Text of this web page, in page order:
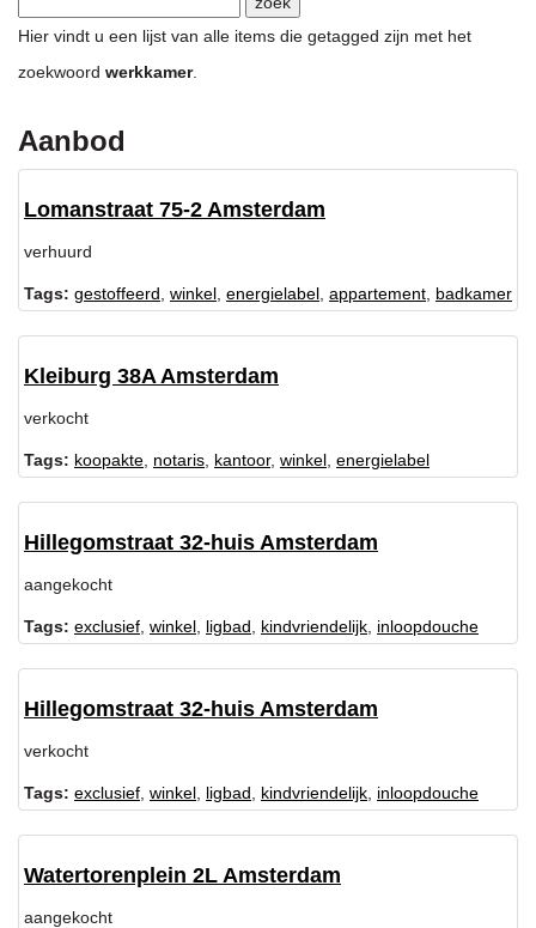
Hier vindt u een lijst van alle items die getagged zijn met het
zoekwoord werkkamer.
Aanbod
Lomanstraat 75-2 Amsterdam
verhuurd
Tags: gestoffeerd winkel energielabel appartement badkamer
Kleiburg 38A Amsterdam
verkocht
Tags: koopakte notaris kantoor, winkel energielabel
Hillegomstraat 32-huis Amsterdam
aangekocht
Tags: exclusief winkel ligbad kindvriendelijk inloopdouche
Hillegomstraat 32-huis Amsterdam
verkocht
Tags: exclusief winkel ligbad kindvriendelijk inloopdouche
Watertorenplein 2L Amsterdam
aangekocht